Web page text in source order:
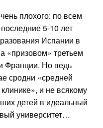
плохого: по всем
5-10 лет
Испании в
«призовом» третьем
Франции. Но ведь
сродни «средней
и не всякому
детей в идеальный
университет…